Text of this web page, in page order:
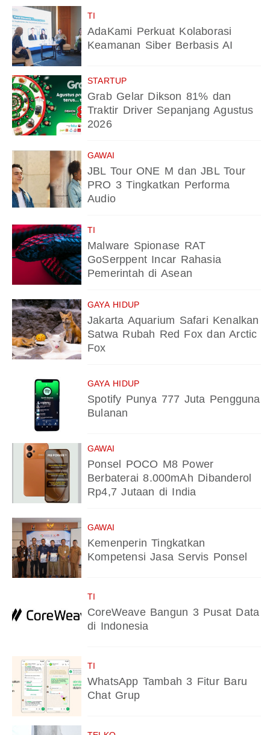
TI
AdaKami Perkuat Kolaborasi
Keamanan Siber Berbasis AI
STARTUP
Grab Gelar Dikson 81% dan
Traktir Driver Sepanjang Agustus
2026
GAWAI
JBL Tour ONE M dan JBL Tour
PRO 3 Tingkatkan Performa
Audio
TI
Malware Spionase RAT
GoSerppent Incar Rahasia
Pemerintah di Asean
GAYA HIDUP
Jakarta Aquarium Safari Kenalkan
Satwa Rubah Red Fox dan Arctic
Fox
GAYA HIDUP
Spotify Punya 777 Juta Pengguna
Bulanan
GAWAI
Ponsel POCO M8 Power
Berbaterai 8.000mAh Dibanderol
Rp4,7 Jutaan di India
GAWAI
Kemenperin Tingkatkan
Kompetensi Jasa Servis Ponsel
TI
CoreWeave Bangun 3 Pusat Data
di Indonesia
TI
WhatsApp Tambah 3 Fitur Baru
Chat Grup